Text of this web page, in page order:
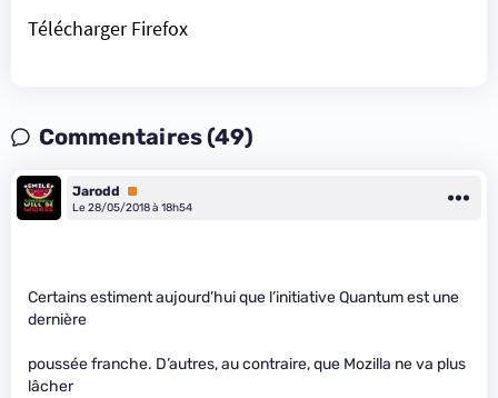
Télécharger Firefox
Commentaires (49)
Jarodd
Premium
Le 28/05/2018 à 18h54
Certains estiment aujourd’hui que l’initiative Quantum est une
dernière
poussée franche. D’autres, au contraire, que Mozilla ne va plus
lâcher